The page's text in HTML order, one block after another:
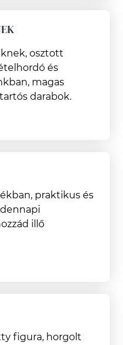
osztott
és
magas
darabok.
praktikus és
illő
figura, horgolt